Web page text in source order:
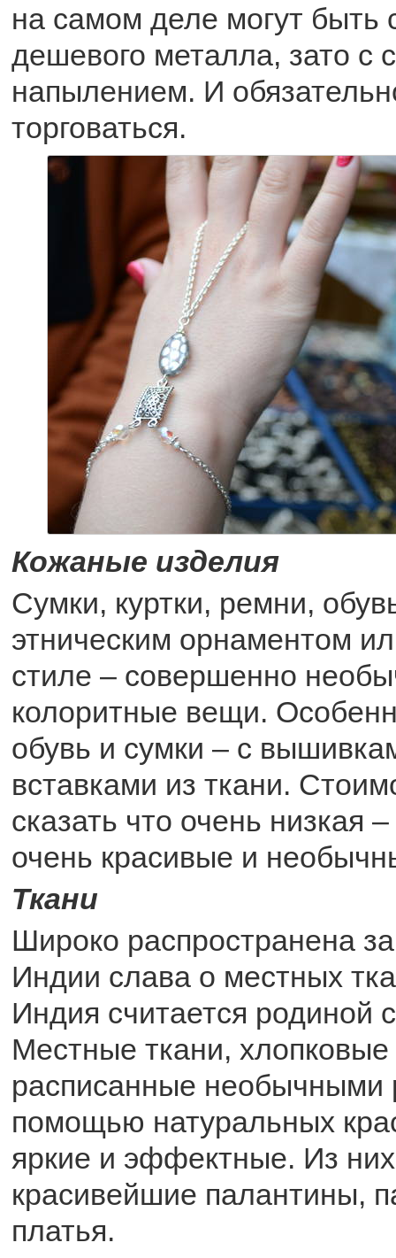
на самом деле могут быть
дешевого металла, зато с
напылением. И
торговаться.
Кожаные изделия
Сумки, куртки, ремни,
этническим орнаментом
стиле – совершенно
колоритные вещи.
обувь и сумки – с
вставками из ткани.
сказать что очень низкая
очень красивые и
Ткани
Широко распространена
Индии слава о местных
Индия считается родиной
Местные ткани,
расписанные необычными
помощью натуральных
яркие и эффектные. Из
красивейшие
платья.